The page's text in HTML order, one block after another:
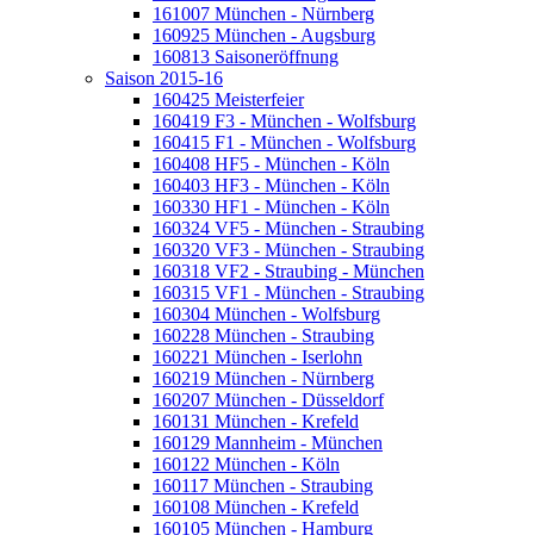
161007 München - Nürnberg
160925 München - Augsburg
160813 Saisoneröffnung
Saison 2015-16
160425 Meisterfeier
160419 F3 - München - Wolfsburg
160415 F1 - München - Wolfsburg
160408 HF5 - München - Köln
160403 HF3 - München - Köln
160330 HF1 - München - Köln
160324 VF5 - München - Straubing
160320 VF3 - München - Straubing
160318 VF2 - Straubing - München
160315 VF1 - München - Straubing
160304 München - Wolfsburg
160228 München - Straubing
160221 München - Iserlohn
160219 München - Nürnberg
160207 München - Düsseldorf
160131 München - Krefeld
160129 Mannheim - München
160122 München - Köln
160117 München - Straubing
160108 München - Krefeld
160105 München - Hamburg